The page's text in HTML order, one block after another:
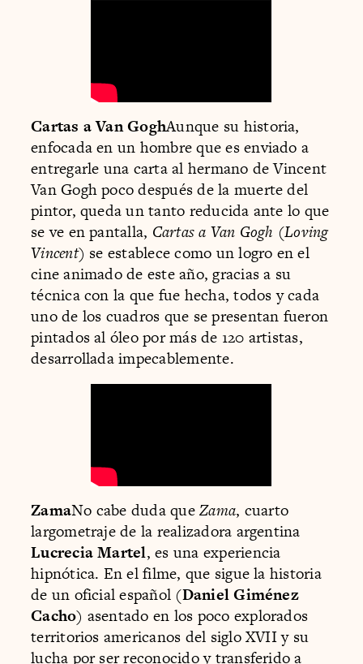
Cartas a Van GoghAunque su historia,
enfocada en un hombre que es enviado a
entregarle una carta al hermano de Vincent
Van Gogh poco después de la muerte del
pintor, queda un tanto reducida ante lo que
se ve en pantalla, Cartas a Van Gogh (Loving
Vincent) se establece como un logro en el
cine animado de este año, gracias a su
técnica con la que fue hecha, todos y cada
uno de los cuadros que se presentan fueron
pintados al óleo por más de 120 artistas,
desarrollada impecablemente.
ZamaNo cabe duda queZama, cuarto
largometraje de la realizadora argentina
Lucrecia Martel, es una experiencia
hipnótica. En el filme, que sigue la historia
de un oficial español (Daniel Giménez
Cacho) asentado en los poco explorados
territorios americanos del siglo XVII y su
lucha por ser reconocido y transferido a